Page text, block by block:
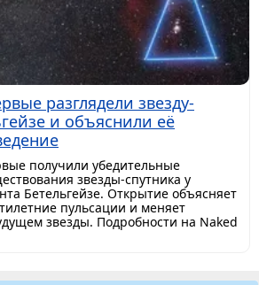
разглядели звезду-
и объяснили её
получили убедительные
звезды-спутника у
Бетельгейзе. Открытие объясняет
пульсации и меняет
звезды. Подробности на Naked